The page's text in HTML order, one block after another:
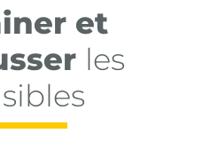
et
les